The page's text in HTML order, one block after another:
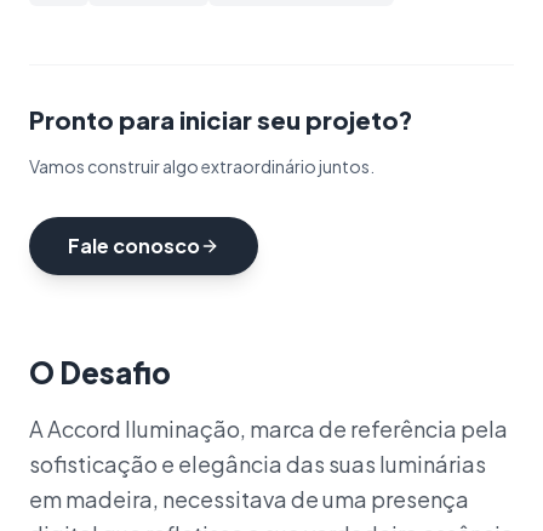
Pronto para iniciar seu projeto?
Vamos construir algo extraordinário juntos.
Fale conosco
O Desafio
A Accord Iluminação, marca de referência pela
sofisticação e elegância das suas luminárias
em madeira, necessitava de uma presença